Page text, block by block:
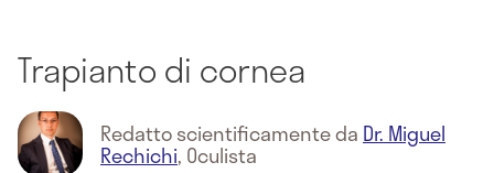
Trapianto di cornea
Redatto scientificamente da Dr. Miguel
Rechichi, Oculista